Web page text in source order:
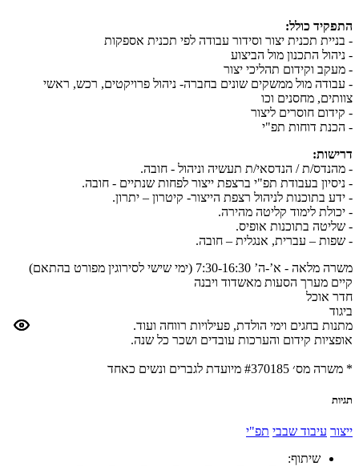
התפקיד כולל:
- בניית תכנית יצור וסידור עבודה לפי תכנית אספקות
- ניהול התכנון מול הביצוע
- מעקב וקידום תהליכי יצור
- עבודה מול ממשקים שונים בחברה- ניהול פרויקטים, רכש, ראשי
צוותים, מחסנים וכו
- קידום חוסרים ליצור
- הכנת דוחות תפ"י
דרישות:
- מהנדס/ת / הנדסאי/ת תעשיה וניהול - חובה.
- ניסיון בעבודת תפ"י ברצפת ייצור לפחות שנתיים - חובה.
- ידע בתוכנות לניהול רצפת הייצור- קיטרון – יתרון.
- יכולת לימוד קליטה מהירה.
- שליטה בתוכנות אופיס.
- שפות – עברית, אנגלית – חובה.
משרה מלאה - א’-ה’ 7:30-16:30 (ימי שישי לסירוגין מפורט בהתאם)
קיים מערך הסעות מאשדוד ויבנה
חדר אוכל
ביגוד
מתנות בחגים וימי הולדת, פעילויות רווחה ועוד.
אופציות קידום והערכות עובדים ושכר כל שנה.
* משרה מס׳ #370185 מיועדת לגברים ונשים כאחד
תגיות
ייצור עיבוד שבבי תפ"י
שיתוף: